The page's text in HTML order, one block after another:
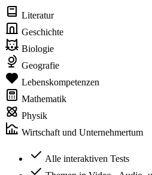
Literatur
Geschichte
Biologie
Geografie
Lebenskompetenzen
Mathematik
Physik
Wirtschaft und Unternehmertum
Alle interaktiven Tests